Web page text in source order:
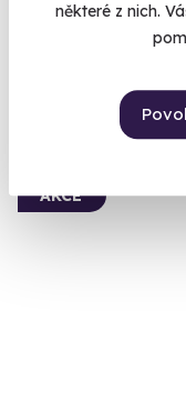
některé z nich.
(+ 6 dalších
AKCE